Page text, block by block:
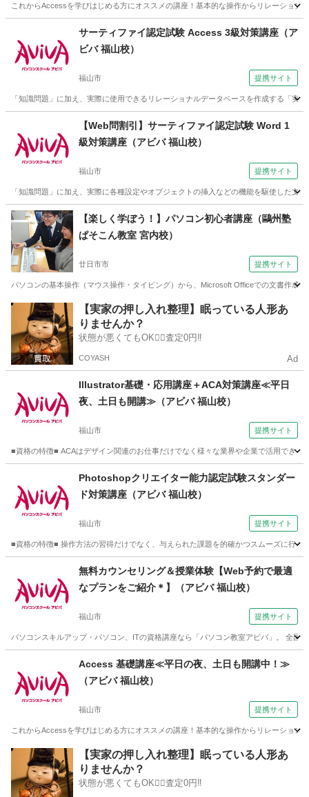
これからAccessを学びはじめる方にオススメの講座！基本的な操作からリレーショ
サーティファイ認定試験 Access 3級対策講座（ア
ビバ 福山校）
福山市 提携サイト
「知識問題」に加え、実際に使用できるリレーショナルデータベースを作成する「
アクセス
【Web問割引】サーティファイ認定試験 Word 1
級対策講座（アビバ 福山校）
福山市 提携サイト
「知識問題」に加え、実際に各種設定やオブジェクトの挿入などの機能を駆使した
広島 福山市 ワード
【楽しく学ぼう！】パソコン初心者講座（鷗州塾
ぱそこん教室 宮内校）
廿日市市 提携サイト
パソコンの基本操作（マウス操作・タイピング）から、Microsoft Officeでの文書作成
広島 廿日市市 その他
【実家の押し入れ整理】眠っている人形あ
りませんか？
状態が悪くてもOK🙆‍♀️査定0円‼️
COYASH Ad
Illustrator基礎・応用講座＋ACA対策講座≪平日
夜、土日も開講≫（アビバ 福山校）
福山市 提携サイト
■資格の特徴■ ACAはデザイン関連のお仕事だけでなく様々な業界や企業で活用でき
ホームページ作成
Photoshopクリエイター能力認定試験スタンダー
ド対策講座（アビバ 福山校）
福山市 提携サイト
■資格の特徴■ 操作方法の習得だけでなく、与えられた課題を的確かつスムーズに行
Webデザイナー
無料カウンセリング＆授業体験【Web予約で最適
なプランをご紹介＊】（アビバ 福山校）
福山市 提携サイト
パソコンスキルアップ・パソコン、ITの資格講座なら「パソコン教室アビバ」。 全
エクセル
Access 基礎講座≪平日の夜、土日も開講中！≫
（アビバ 福山校）
福山市 提携サイト
これからAccessを学びはじめる方にオススメの講座！基本的な操作からリレーショ
広島 福山市 アクセス
【実家の押し入れ整理】眠っている人形あ
りませんか？
状態が悪くてもOK🙆‍♀️査定0円‼️